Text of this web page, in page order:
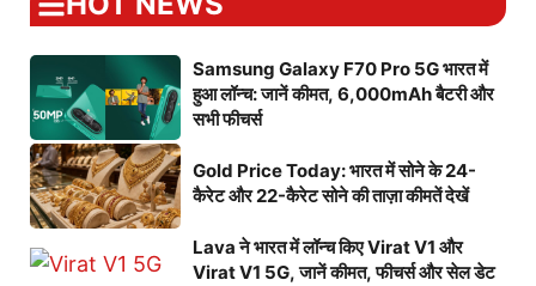
Samsung Galaxy F70 Pro 5G भारत में
हुआ लॉन्च: जानें कीमत, 6,000mAh बैटरी और
सभी फीचर्स
Gold Price Today: भारत में सोने के 24-
कैरेट और 22-कैरेट सोने की ताज़ा कीमतें देखें
Lava ने भारत में लॉन्च किए Virat V1 और
Virat V1 5G, जानें कीमत, फीचर्स और सेल डेट